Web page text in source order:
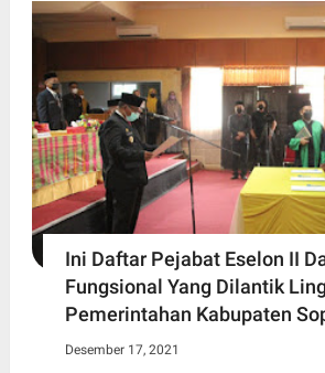
Ini Daftar Pejabat Eselon II
Fungsional Yang Dilantik
Pemerintahan Kabupaten
Desember 17, 2021